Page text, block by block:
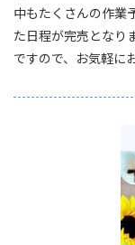
中もたくさんの作業
た日程が完売となり
ですので、お気軽に